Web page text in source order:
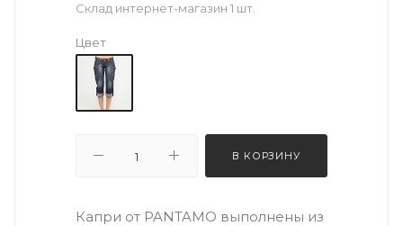
Склад интернет-магазин 1 шт.
Цвет
В КОРЗИНУ
Капри от PANTAMO выполнены из